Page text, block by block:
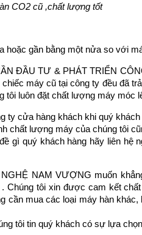
CO2 cũ ,chất lượng tốt
hoặc gần bằng một nửa so với
ĐẦU TƯ & PHÁT TRIỂN
máy cũ tại công ty đều đã
tôi luôn đặt chất lượng máy móc
ty cửa hàng khách khi quý
chất lượng máy của chúng tôi
gì quý khách hàng hãy liên
NAM VƯỢNG muốn
Chúng tôi xin được cam kết
cần mua các loại máy hàn
tôi tin quý khách có sự lựa